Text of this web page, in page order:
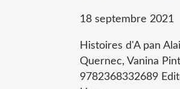
18 septembre 2021
Histoires d'A pan
Quernec, Vanina
9782368332689